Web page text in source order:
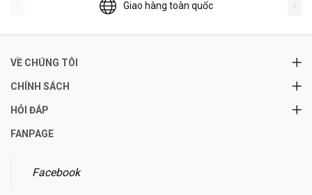
Giao hàng toàn quốc
VỀ CHÚNG TÔI
CHÍNH SÁCH
HỎI ĐÁP
FANPAGE
Facebook